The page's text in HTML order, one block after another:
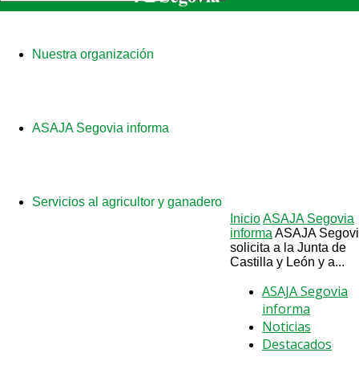
Nuestra organización
ASAJA Segovia informa
Servicios al agricultor y ganadero
InicioASAJA Segovia
informa ASAJA
solicita a la Junta de
Castilla y León y a...
ASAJA Segovia
informa
Noticias
Destacados